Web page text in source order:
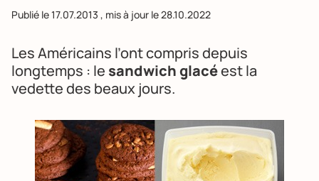
Publié le17.07.2013 , mis à jour le28.10.2022
Les Américains l’ont compris depuis
longtemps : le sandwich glacéest la
vedette des beaux jours.